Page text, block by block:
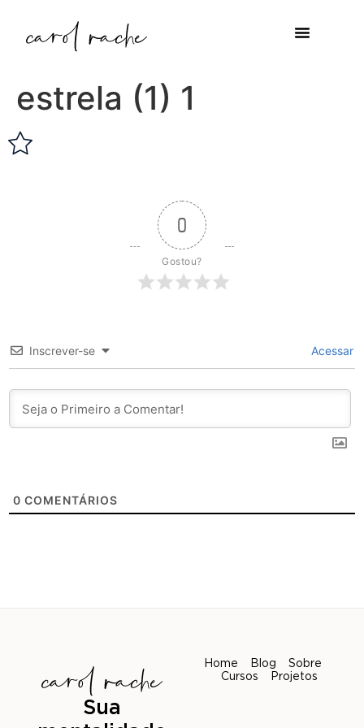
estrela (1) 1
0
Gostou?
Inscrever-se Acessar
0 COMENTÁRIOS
Sua
Home Blog
Sobre
Cursos
Projetos